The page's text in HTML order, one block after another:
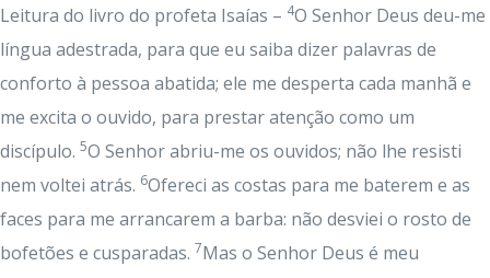
Leitura do livro do profeta Isaías – 4O Senhor Deus deu-me
língua adestrada, para que eu saiba dizer palavras de
conforto à pessoa abatida; ele me desperta cada manhã e
me excita o ouvido, para prestar atenção como um
discípulo. 5O Senhor abriu-me os ouvidos; não lhe resisti
nem voltei atrás. 6Ofereci as costas para me baterem e as
faces para me arrancarem a barba: não desviei o rosto de
bofetões e cusparadas. 7Mas o Senhor Deus é meu